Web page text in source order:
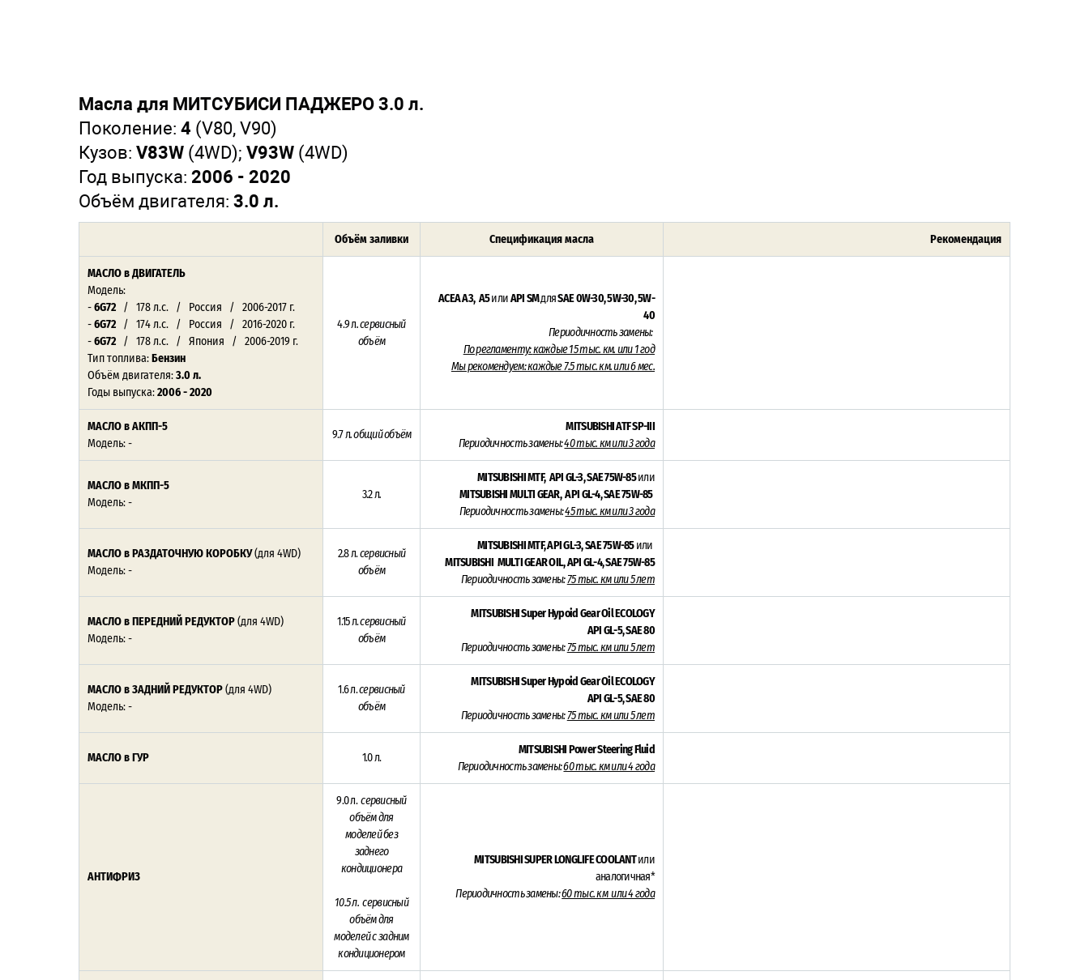
Масла для МИТСУБИСИ ПАДЖЕРО 3.0 л.
Поколение: 4 (V80, V90)
Кузов: V83W (4WD); V93W (4WD)
Год выпуска: 2006 - 2020
Объём двигателя: 3.0 л.
Объём заливки Спецификация масла Рекомендация
МАСЛОв ДВИГАТЕЛЬ
Модель:
-6G72 / 178 л.с. / Россия / 2006-2017 г.
-6G72 / 174 л.с. / Россия / 2016-2020 г.
-6G72 / 178 л.с. / Япония / 2006-2019 г.
Тип топлива:Бензин
Объём двигателя:3.0 л.
Годы выпуска:2006 - 2020
4.9 л. сервисный
объём
ACEA A3, A5илиAPI SMдляSAE 0W-30, 5W-30, 5W-
40
Периодичность замены:
По регламенту:каждые 15 тыс. км. или 1 год
Мы рекомендуем:каждые 7.5 тыс. км. или 6 мес.
МАСЛО в АКПП-5
Модель: -
9.7 л.общий объём
MITSUBISHI ATF SP-III
Периодичность замены:40 тыс. км или 3 года
МАСЛО в МКПП-5
Модель: -
3.2 л.
MITSUBISHI MTF, API GL-3,SAE 75W-85или
MITSUBISHI MULTI GEAR, API GL-4, SAE 75W-85
Периодичность замены:45 тыс. км или 3 года
МАСЛО в РАЗДАТОЧНУЮ КОРОБКУ(для 4WD)
Модель: -
2.8 л.сервисный
объём
MITSUBISHI MTF, API GL-3,SAE 75W-85или
MITSUBISHI MULTI GEAR OIL, API GL-4, SAE 75W-85
Периодичность замены:75 тыс. км или 5 лет
МАСЛО в ПЕРЕДНИЙ РЕДУКТОР(для 4WD)
Модель: -
1.15 л.сервисный
объём
MITSUBISHI Super Hypoid Gear Oil ECOLOGY
API GL-5, SAE 80
Периодичность замены:75 тыс. км или 5 лет
МАСЛО в ЗАДНИЙ РЕДУКТОР(для 4WD)
Модель: -
1.6 л.сервисный
объём
MITSUBISHI Super Hypoid Gear Oil ECOLOGY
API GL-5, SAE 80
Периодичность замены:75 тыс. км или 5 лет
МАСЛО в ГУР 1.0 л.
MITSUBISHI Power Steering Fluid
Периодичность замены:60 тыс. км или 4 года
АНТИФРИЗ
9.0 л.сервисный
объём для
моделей без
заднего
кондиционера
10.5 л. сервисный
объём для
моделей с задним
кондиционером
MITSUBISHI SUPER LONGLIFE COOLANTили
аналогичная*
Периодичность замены:60 тыс. км или 4 года